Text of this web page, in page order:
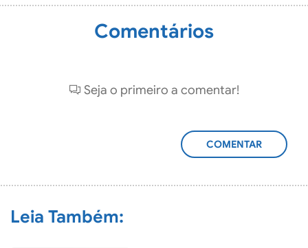
Comentários
Seja o primeiro a comentar!
ADICIONAR
Leia Também: